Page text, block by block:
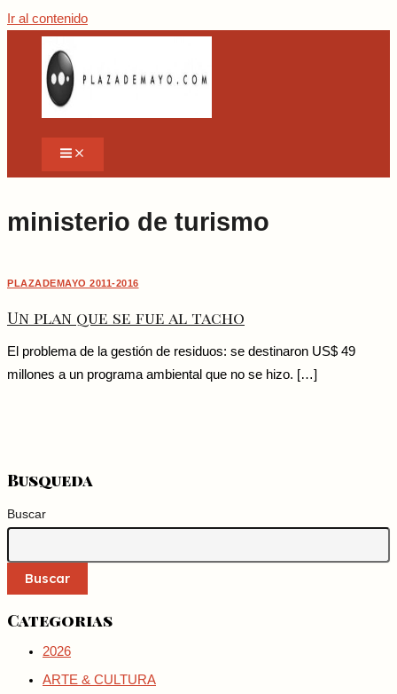
Ir al contenido
ministerio de turismo
PLAZADEMAYO 2011-2016
Un plan que se fue al tacho
El problema de la gestión de residuos: se destinaron US$ 49
millones a un programa ambiental que no se hizo. […]
Busqueda
Buscar
Buscar
Categorias
2026
ARTE & CULTURA